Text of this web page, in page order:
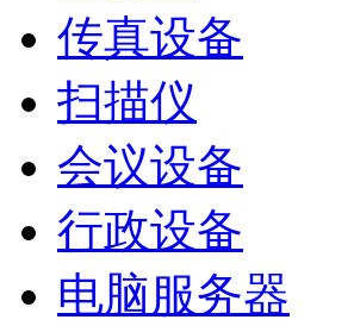
传真设备
扫描仪
会议设备
行政设备
电脑服务器